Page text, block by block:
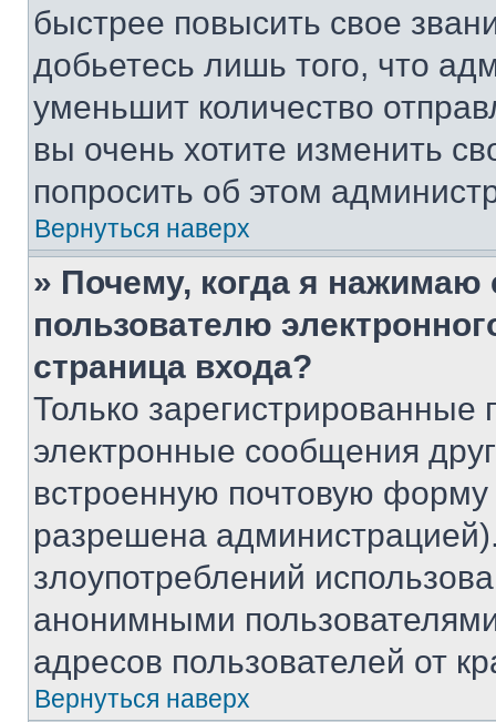
быстрее повысить свое
добьетесь лишь того, что
уменьшит количество
вы очень хотите изменить
попросить об этом
Вернуться наверх
» Почему, когда я нажимаю
пользователю
страница входа?
Только зарегистрированные
электронные сообщения
встроенную почтовую
разрешена
злоупотреблений
анонимными
адресов пользователей от
Вернуться наверх